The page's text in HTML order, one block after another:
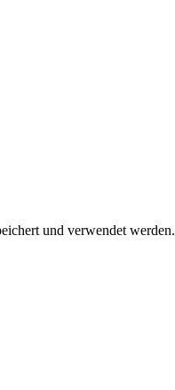
und verwendet werden.